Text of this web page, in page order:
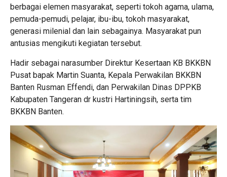
berbagai elemen masyarakat, seperti tokoh agama, ulama,
pemuda-pemudi, pelajar, ibu-ibu, tokoh masyarakat,
generasi milenial dan lain sebagainya. Masyarakat pun
antusias mengikuti kegiatan tersebut.
Hadir sebagai narasumber Direktur Kesertaan KB BKKBN
Pusat bapak Martin Suanta, Kepala Perwakilan BKKBN
Banten Rusman Effendi, dan Perwakilan Dinas DPPKB
Kabupaten Tangeran dr kustri Hartiningsih, serta tim
BKKBN Banten.